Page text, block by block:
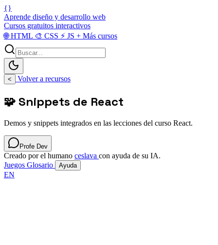
{}
Aprende diseño y desarrollo web
Cursos gratuitos interactivos
🌐HTML 🎨 CSS ⚡ JS + Más cursos
< Volver a recursos
🧩 Snippets de React
Demos y snippets integrados en las lecciones del curso React.
Profe Dev
Creado por el humano ceslava con ayuda de su IA.
Juegos Glosario Ayuda
EN